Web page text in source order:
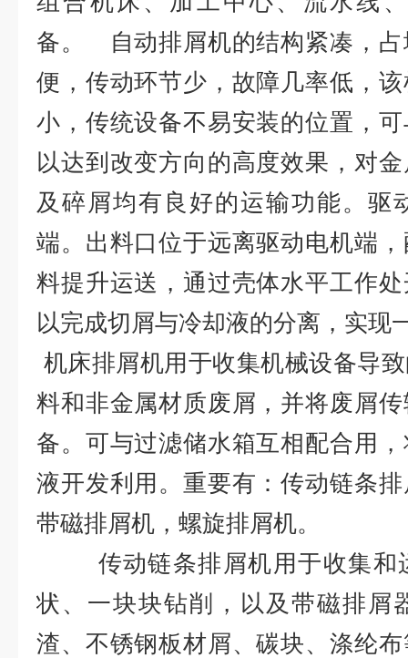
备。 自动排屑机的结构紧凑，占
便，传动环节少，故障几率低，
小，传统设备不易安装的位置，
以达到改变方向的高度效果，对
及碎屑均有良好的运输功能。驱
端。出料口位于远离驱动电机端
料提升运送，通过壳体水平工作
以完成切屑与冷却液的分离，实现
机床排屑机用于收集机械设备导
料和非金属材质废屑，并将废屑
备。可与过滤储水箱互相配合用
液开发利用。重要有：传动链条
带磁排屑机，螺旋排屑机。
传动链条排屑机用于收集和
状、一块块钻削，以及带磁排屑
渣、不锈钢板材屑、碳块、涤纶